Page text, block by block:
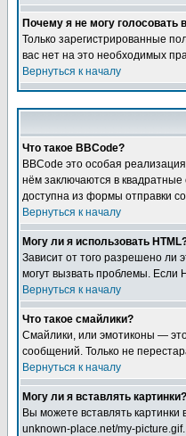
Почему я не могу голосовать
Только зарегистрированные
вас нет на это необходимых
Вернуться к началу
Что такое BBCode?
BBCode это особая
нём заключаются в
доступна из формы отправки
Вернуться к началу
Могу ли я использовать
Зависит от того разрешено ли
могут вызвать проблемы. Если
Вернуться к началу
Что такое смайлики?
Смайлики, или эмотиконы —
сообщений. Только не
Вернуться к началу
Могу ли я вставлять картинки?
Вы можете вставлять
unknown-place.net/my-